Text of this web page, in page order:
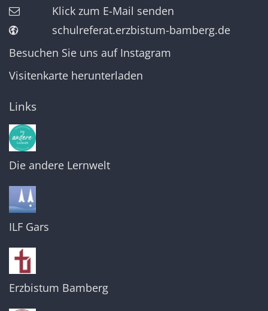
Klick zum E-Mail senden
schulreferat.erzbistum-bamberg.de
Besuchen Sie uns auf Instagram
Visitenkarte herunterladen
Links
Die andere Lernwelt
ILF Gars
Erzbistum Bamberg